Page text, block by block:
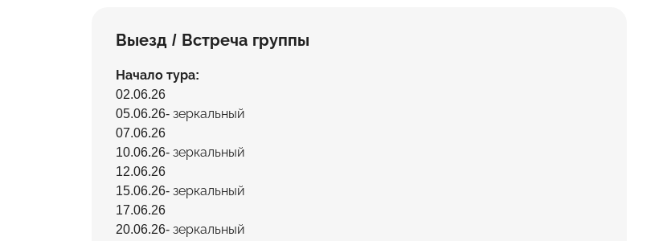
Выезд / Встреча группы
Начало тура:
02.06.26
05.06.26- зеркальный
07.06.26
10.06.26- зеркальный
12.06.26
15.06.26- зеркальный
17.06.26
20.06.26- зеркальный